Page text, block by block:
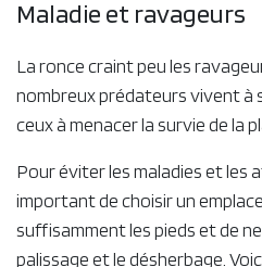
lesquels peuvent causer des
l’entrée de l’hiver.
Le système racinaire de la
pratiquer qu’un travail du sol
Maladie et ravageurs